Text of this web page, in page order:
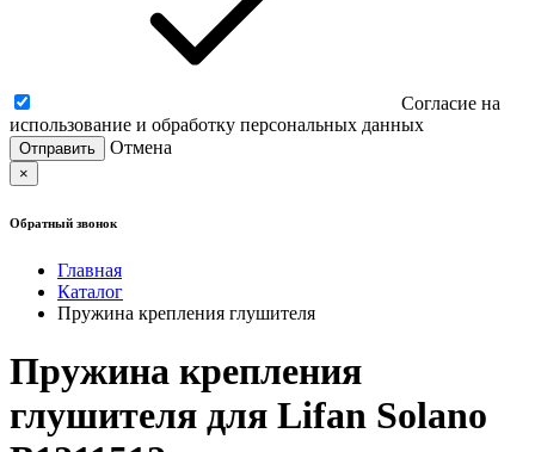
Согласие на
использование и обработку персональных данных
Отмена
×
Обратный звонок
Главная
Каталог
Пружина крепления глушителя
Пружина крепления
глушителя для Lifan Solano